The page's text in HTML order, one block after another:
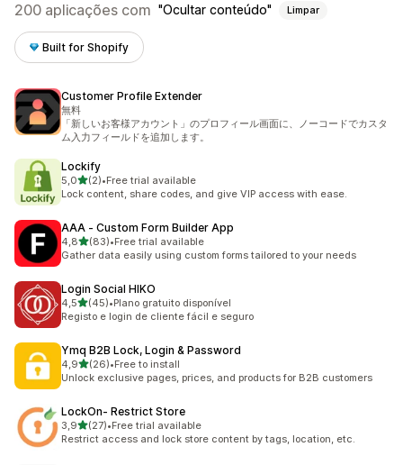
200 aplicações com Ocultar conteúdo Limpar
Built for Shopify
Customer Profile Extender
無料
「新しいお客様アカウント」のプロフィール画面に、ノーコードでカスタ
ム入力フィールドを追加します。
Lockify
5,0de 5 estrelas
(2)
2 total de avaliações
•Free trial available
Lock content, share codes, and give VIP access with ease.
AAA ‑ Custom Form Builder App
4,8de 5 estrelas
(83)
83 total de avaliações
•Free trial available
Gather data easily using custom forms tailored to your needs
Login Social HIKO
4,5de 5 estrelas
(45)
45 total de avaliações
•Plano gratuito disponível
Registo e login de cliente fácil e seguro
Ymq B2B Lock, Login & Password
4,9de 5 estrelas
(26)
26 total de avaliações
•Free to install
Unlock exclusive pages, prices, and products for B2B customers
LockOn‑ Restrict Store
3,9de 5 estrelas
(27)
27 total de avaliações
•Free trial available
Restrict access and lock store content by tags, location, etc.